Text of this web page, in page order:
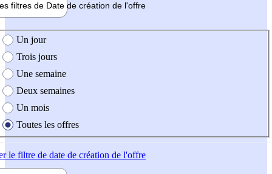
filtres de Date de création de l'offre
création de l'offre
Un jour
Trois jours
Une semaine
Deux semaines
Un mois
Toutes les offres
le filtre de date de création de l'offre